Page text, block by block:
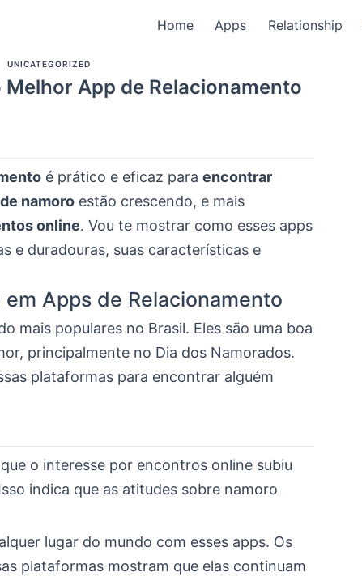
Home Apps Relationship
UNICATEGORIZED
App de Relacionamento
é prático e eficaz para encontrar
namoro estão crescendo, e mais
online. Vou te mostrar como esses apps
e duradouras, suas características e
Apps de Relacionamento
mais populares no Brasil. Eles são uma boa
principalmente no Dia dos Namorados.
plataformas para encontrar alguém
o interesse por encontros online subiu
indica que as atitudes sobre namoro
lugar do mundo com esses apps. Os
plataformas mostram que elas continuam